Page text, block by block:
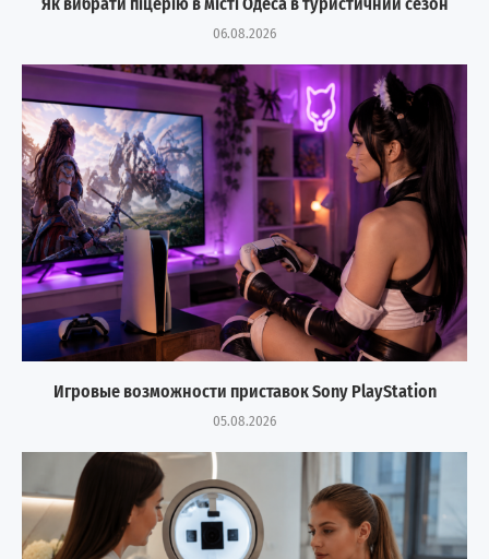
06.08.2026
Игровые возможности приставок Sony PlayStation
05.08.2026